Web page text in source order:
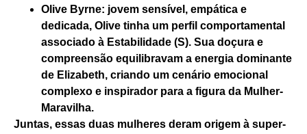
Olive Byrne: jovem sensível, empática e
dedicada, Olive tinha um perfil comportamental
associado à Estabilidade (S). Sua doçura e
compreensão equilibravam a energia dominante
de Elizabeth, criando um cenário emocional
complexo e inspirador para a figura da Mulher-
Maravilha.
Juntas, essas duas mulheres deram origem à super-